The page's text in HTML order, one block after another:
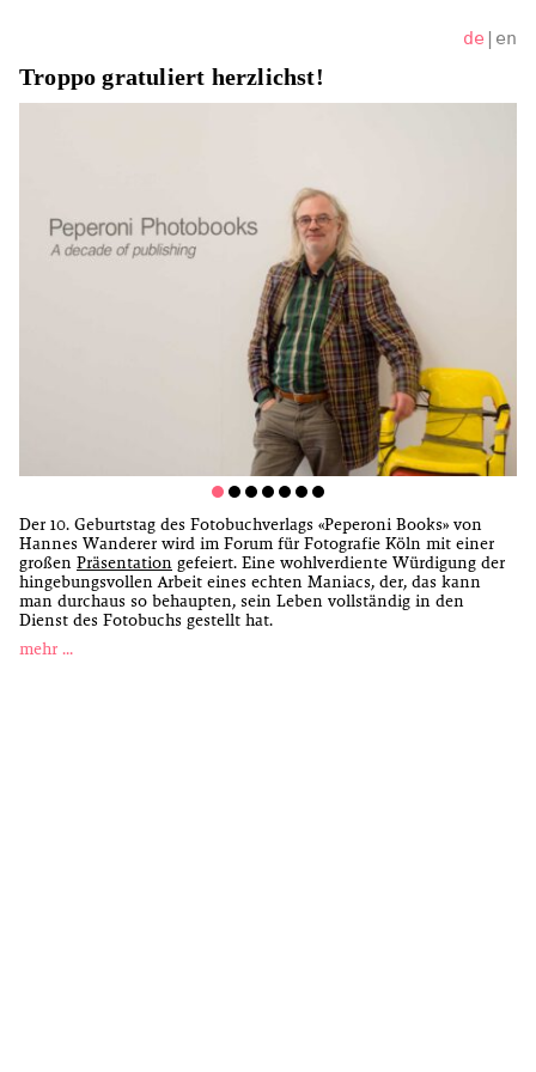
Troppo gratuliert herzlichst!
Der 10. Geburtstag des Fotobuchverlags «Peperoni Books» von
Hannes Wanderer wird im Forum für Fotografie Köln mit einer
großen Präsentation gefeiert. Eine wohlverdiente Würdigung der
hingebungsvollen Arbeit eines echten Maniacs, der, das kann
man durchaus so behaupten, sein Leben vollständig in den
Dienst des Fotobuchs gestellt hat.
mehr …
de | en